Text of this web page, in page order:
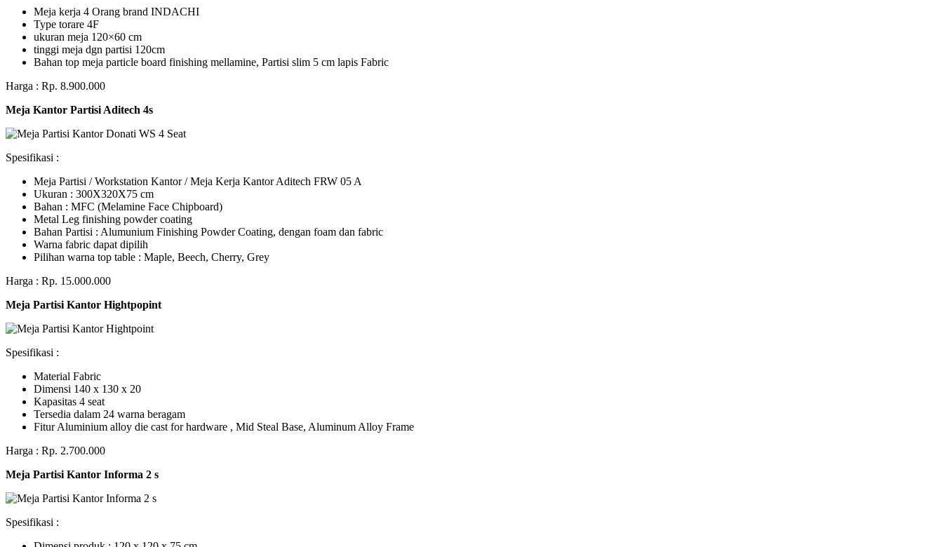
Meja kerja 4 Orang brand INDACHI
Type torare 4F
ukuran meja 120×60 cm
tinggi meja dgn partisi 120cm
Bahan top meja particle board finishing mellamine, Partisi slim 5 cm lapis Fabric
Harga : Rp. 8.900.000
Meja Kantor Partisi Aditech 4s
Spesifikasi :
Meja Partisi / Workstation Kantor / Meja Kerja Kantor Aditech FRW 05 A
Ukuran : 300X320X75 cm
Bahan : MFC (Melamine Face Chipboard)
Metal Leg finishing powder coating
Bahan Partisi : Alumunium Finishing Powder Coating, dengan foam dan fabric
Warna fabric dapat dipilih
Pilihan warna top table : Maple, Beech, Cherry, Grey
Harga : Rp. 15.000.000
Meja Partisi Kantor Hightpopint
Spesifikasi :
Material Fabric
Dimensi 140 x 130 x 20
Kapasitas 4 seat
Tersedia dalam 24 warna beragam
Fitur Aluminium alloy die cast for hardware , Mid Steal Base, Aluminum Alloy Frame
Harga : Rp. 2.700.000
Meja Partisi Kantor Informa 2 s
Spesifikasi :